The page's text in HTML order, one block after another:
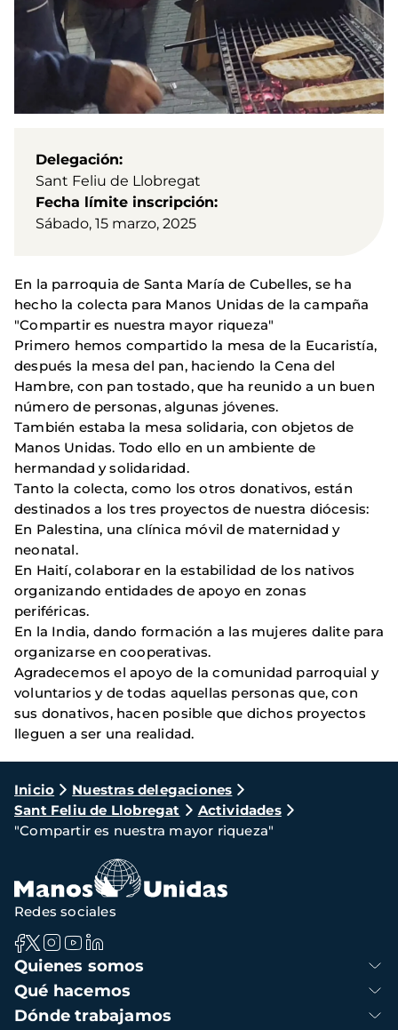
Delegación
Sant Feliu de Llobregat
Fecha límite inscripción
Sábado, 15 marzo, 2025
En la parroquia de Santa María de Cubelles, se ha
hecho la colecta para Manos Unidas de la campaña
"Compartir es nuestra mayor riqueza"
Primero hemos compartido la mesa de la Eucaristía,
después la mesa del pan, haciendo la Cena del
Hambre, con pan tostado, que ha reunido a un buen
número de personas, algunas jóvenes.
También estaba la mesa solidaria, con objetos de
Manos Unidas. Todo ello en un ambiente de
hermandad y solidaridad.
Tanto la colecta, como los otros donativos, están
destinados a los tres proyectos de nuestra diócesis:
En Palestina, una clínica móvil de maternidad y
neonatal.
En Haití, colaborar en la estabilidad de los nativos
organizando entidades de apoyo en zonas
periféricas.
En la India, dando formación a las mujeres dalite para
organizarse en cooperativas.
Agradecemos el apoyo de la comunidad parroquial y
voluntarios y de todas aquellas personas que, con
sus donativos, hacen posible que dichos proyectos
lleguen a ser una realidad.
Ruta
de
navegación
Inicio
Nuestras delegaciones
Sant Feliu de Llobregat
Actividades
"Compartir es nuestra mayor riqueza"
Navegación
principal
Quienes somos
Qué hacemos
Dónde trabajamos
Redes sociales